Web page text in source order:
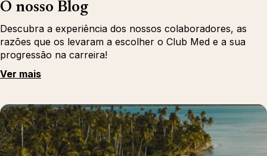
O nosso Blog
Descubra a experiência dos nossos colaboradores, as
razões que os levaram a escolher o Club Med e a sua
progressão na carreira!
Ver mais